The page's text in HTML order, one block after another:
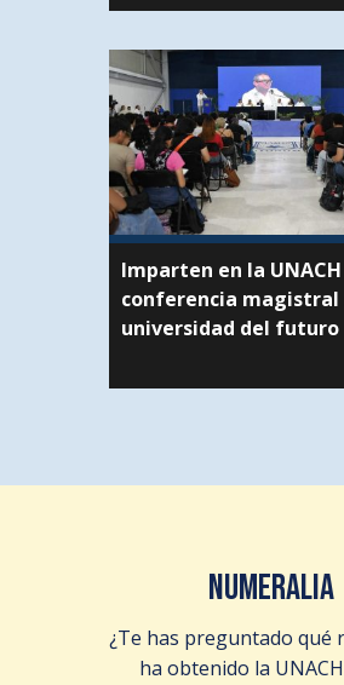
Imparten en la UNACH
conferencia magistral
universidad del futuro
NUMERALIA
¿Te has preguntado qué
ha obtenido la